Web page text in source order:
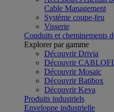
Cable Management
Système coupe-feu
Visserie
Conduits et cheminements
Explorer par gamme
Découvrir Drivia
Découvrir
Découvrir Mosaic
Découvrir Batibox
Découvrir Keva
Produits industriels
Enveloppe industrielle